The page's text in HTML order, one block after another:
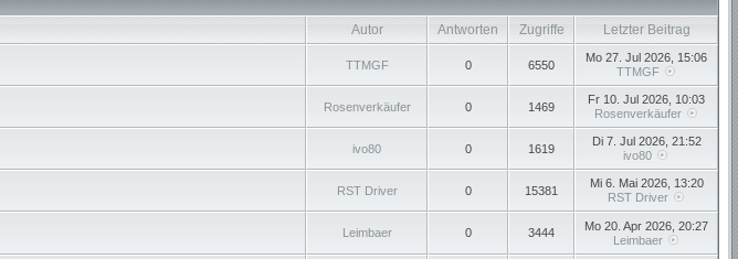
Autor Antworten Zugriffe
Letzter Beitrag
TTMGF 0 6550
Mo 27. Jul 2026, 15:06
TTMGF
Rosenverkäufer 0 1469
Fr 10. Jul 2026, 10:03
Rosenverkäufer
ivo80 0 1619
Di 7. Jul 2026, 21:52
ivo80
RST Driver 0 15381
Mi 6. Mai 2026, 13:20
RST Driver
Leimbaer 0 3444
Mo 20. Apr 2026, 20:27
Leimbaer